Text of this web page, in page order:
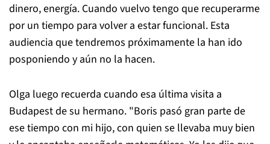
dinero, energía. Cuando vuelvo tengo que recuperarme
por un tiempo para volver a estar funcional. Esta
audiencia que tendremos próximamente la han ido
posponiendo y aún no la hacen.
Olga luego recuerda cuando esa última visita a
Budapest de su hermano. "Boris pasó gran parte de
ese tiempo con mi hijo, con quien se llevaba muy bien